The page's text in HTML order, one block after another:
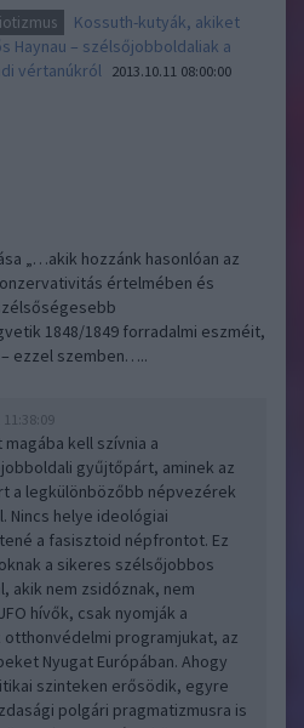
Kossuth-kutyák, akiket
Haynau – szélsőjobboldaliak a
vértanúkról 2013.10.11 08:00:00
„…akik hozzánk hasonlóan az
értelmében és
1848/1849 forradalmi eszméit,
ezzel szemben…..
11:38:09
kell szívnia a
gyűjtőpárt, aminek az
a legkülönbözőbb népvezérek
Nincs helye ideológiai
a fasisztoid népfrontot. Ez
a sikeres szélsőjobbos
akik nem zsidóznak, nem
hívők, csak nyomják a
programjukat, az
Nyugat Európában. Ahogy
szinteken erősödik, egyre
polgári pragmatizmusra is